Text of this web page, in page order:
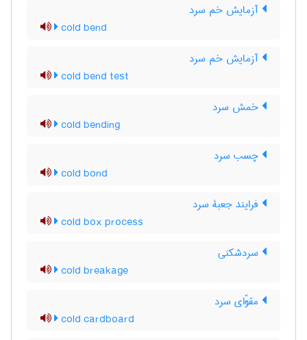
آزمایش خم سرد
cold bend
آزمایش خم سرد
cold bend test
خمش سرد
cold bending
چسب سرد
cold bond
فرایند جعبۀ سرد
cold box process
سردشکنی
cold breakage
مقوّای سرد
cold cardboard